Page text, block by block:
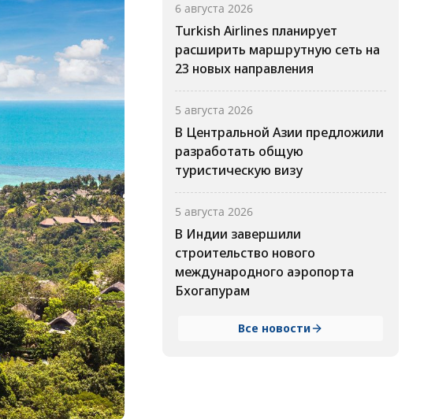
6 августа 2026
Turkish Airlines планирует
расширить маршрутную сеть на
23 новых направления
5 августа 2026
В Центральной Азии предложили
разработать общую
туристическую визу
5 августа 2026
В Индии завершили
строительство нового
международного аэропорта
Бхогапурам
Все новости